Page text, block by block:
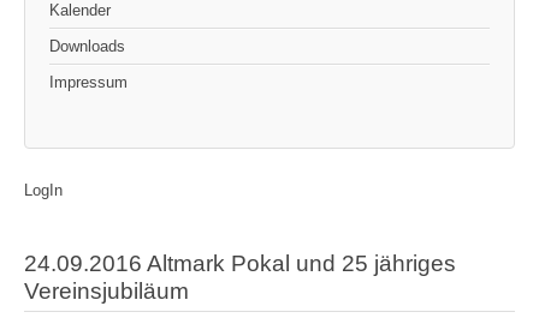
Kalender
Downloads
Impressum
LogIn
24.09.2016 Altmark Pokal und 25 jähriges
Vereinsjubiläum